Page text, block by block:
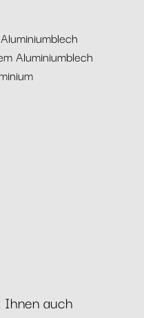
Aluminiumblech
auch